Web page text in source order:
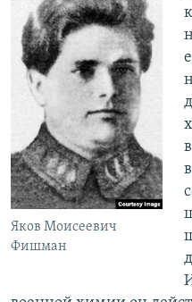
Яков Моисеевич
Фишман